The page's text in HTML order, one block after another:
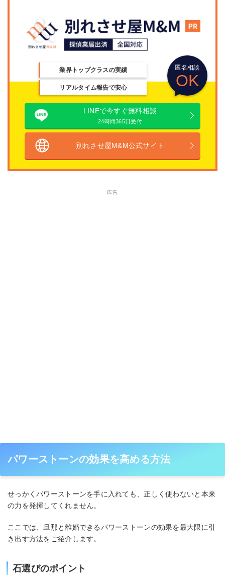
業界トップクラスの実績
リアルタイム報告で安心
LINEで今すぐ無料相談
24時間365日受付
別れさせ屋M&M公式サイト
匿名相談
OK
広告
パワーストーンの効果を高める方法
せっかくパワーストーンを手に入れても、正しく使わないと本来
の力を発揮してくれません。
ここでは、旦那と離婚できるパワーストーンの効果を最大限に引
き出す方法をご紹介します。
石選びのポイント